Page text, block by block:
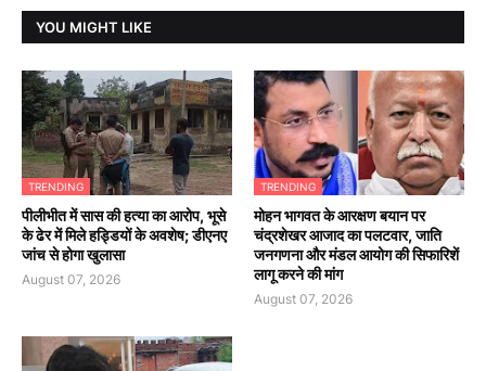
YOU MIGHT LIKE
TRENDING
पीलीभीत में सास की हत्या का आरोप, भूसे
के ढेर में मिले हड्डियों के अवशेष; डीएनए
जांच से होगा खुलासा
August 07, 2026
TRENDING
मोहन भागवत के आरक्षण बयान पर
चंद्रशेखर आजाद का पलटवार, जाति
जनगणना और मंडल आयोग की सिफारिशें
लागू करने की मांग
August 07, 2026